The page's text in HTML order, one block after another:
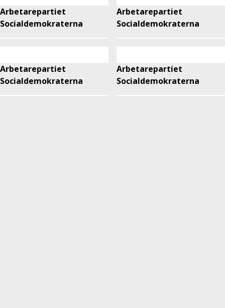
Arbetarepartiet
Socialdemokraterna
Arbetarepartiet
Socialdemokraterna
Arbetarepartiet
Socialdemokraterna
Arbetarepartiet
Socialdemokraterna